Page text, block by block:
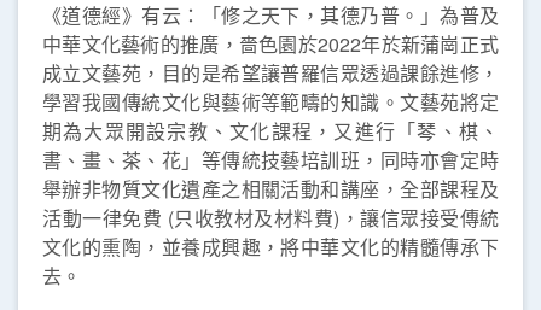
《道德經》有云：「修之天下，其德乃普。」為普及
中華文化藝術的推廣，嗇色園於2022年於新蒲崗正式
成立文藝苑，目的是希望讓普羅信眾透過課餘進修，
學習我國傳統文化與藝術等範疇的知識。文藝苑將定
期為大眾開設宗教、文化課程，又進行「琴、棋、
書、畫、茶、花」等傳統技藝培訓班，同時亦會定時
舉辦非物質文化遺產之相關活動和講座，全部課程及
活動一律免費 (只收教材及材料費)，讓信眾接受傳統
文化的熏陶，並養成興趣，將中華文化的精髓傳承下
去。